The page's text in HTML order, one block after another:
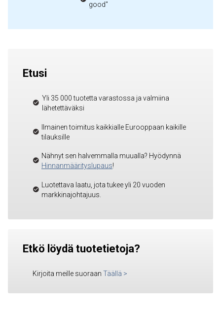
good"
Etusi
Yli 35 000 tuotetta varastossa ja valmiina
lähetettäväksi
Ilmainen toimitus kaikkialle Eurooppaan kaikille
tilauksille
Nähnyt sen halvemmalla muualla? Hyödynnä
Hinnanmäärityslupaus!
Luotettava laatu, jota tukee yli 20 vuoden
markkinajohtajuus.
Etkö löydä tuotetietoja?
Kirjoita meille suoraan Täällä >